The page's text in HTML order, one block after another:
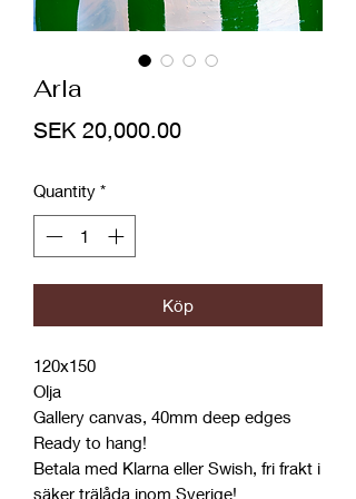
Arla
SEK 20,000.00Price
Quantity *
Köp
120x150
Olja
Gallery canvas, 40mm deep edges
Ready to hang!
Betala med Klarna eller Swish, fri frakt i
säker trälåda inom Sverige!